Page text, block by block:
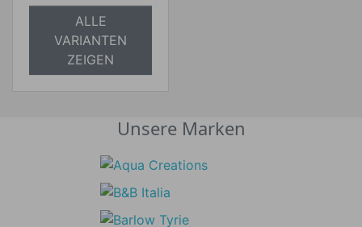
ALLE
VARIANTEN
ZEIGEN
Unsere Marken